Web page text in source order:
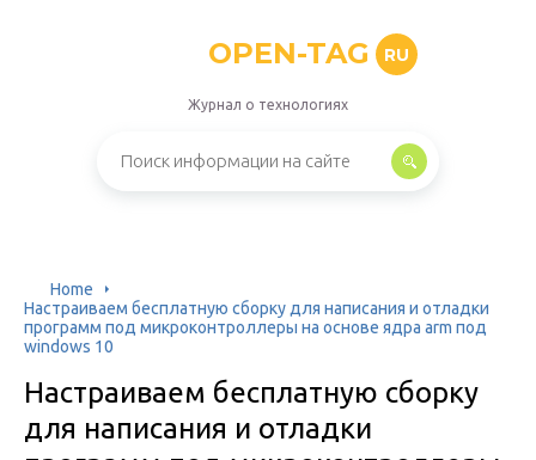
OPEN-TAG RU
Журнал о технологиях
Home
Настраиваем бесплатную сборку для написания и отладки
программ под микроконтроллеры на основе ядра arm под
windows 10
Настраиваем бесплатную сборку
для написания и отладки